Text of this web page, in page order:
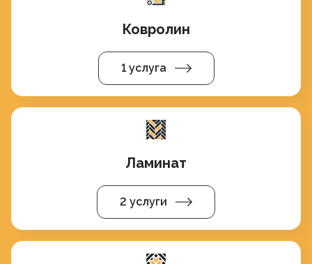
Ковролин
1 услуга
Ламинат
2 услуги